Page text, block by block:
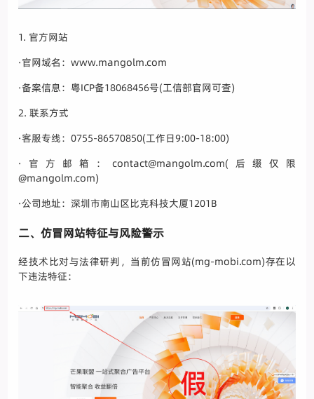
1. 官方网站
·官网域名：www.mangolm.com
·备案信息：粤ICP备18068456号(工信部官网可查)
2. 联系方式
·客服专线：0755-86570850(工作日9:00-18:00)
·官方邮箱：contact@mangolm.com(后缀仅限
@mangolm.com)
·公司地址：深圳市南山区比克科技大厦1201B
二、仿冒网站特征与风险警示
经技术比对与法律研判，当前仿冒网站(mg-mobi.com)存在以
下违法特征：